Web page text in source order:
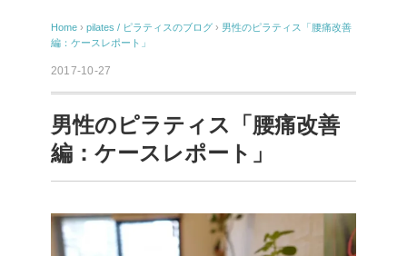
Home › pilates / ピラティスのブログ › 男性のピラティス「腰痛改善
編：ケースレポート」
2017-10-27
男性のピラティス「腰痛改善
編：ケースレポート」